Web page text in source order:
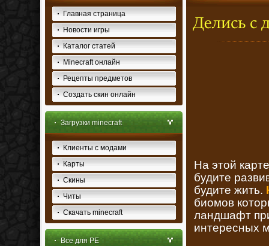
Главная страница
Новости игры
Каталог статей
Minecraft онлайн
Рецепты предметов
Создать скин онлайн
Загрузки minecraft
Клиенты с модами
Карты
Скины
Читы
Скачать minecraft
Все для PE
На этой
будите
будите жить.
биомов
ландшафт
интересных